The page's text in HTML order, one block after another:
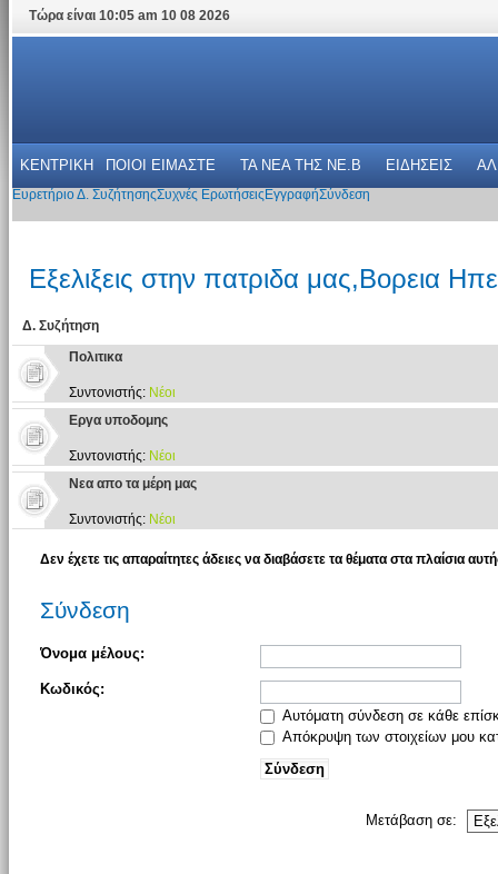
Τώρα είναι 10:05 am 10 08 2026
ΚΕΝΤΡΙΚΗ ΠΟΙΟΙ ΕΙΜΑΣΤΕ ΤΑ ΝΕΑ THΣ NE.B ΕΙΔΗΣΕΙΣ
Ευρετήριο Δ. ΣυζήτησηςΣυχνές Ερωτήσεις ΕγγραφήΣύνδεση
Εξελιξεις στην πατριδα μας,Βορεια
Δ. Συζήτηση
Πολιτικα
Συντονιστής: Νέοι
Εργα υποδομης
Συντονιστής: Νέοι
Νεα απο τα μέρη μας
Συντονιστής: Νέοι
Δεν έχετε τις απαραίτητες άδειες να διαβάσετε τα θέματα στα πλαίσια
Σύνδεση
Όνομα μέλους:
Κωδικός:
Αυτόματη σύνδεση σε κάθε
Απόκρυψη των στοιχείων μου
Μετάβαση σε: